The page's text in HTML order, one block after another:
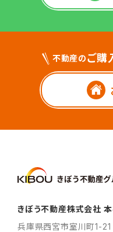
不動産のご購
きぼう不動産株式会社
兵庫県西宮市室川町1-21